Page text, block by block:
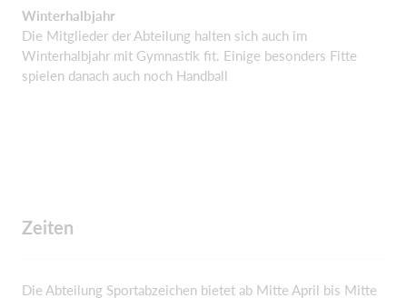
Winterhalbjahr
Die Mitglieder der Abteilung halten sich auch im
Winterhalbjahr mit Gymnastik fit. Einige besonders Fitte
spielen danach auch noch Handball
Zeiten
Die Abteilung Sportabzeichen bietet ab Mitte April bis Mitte